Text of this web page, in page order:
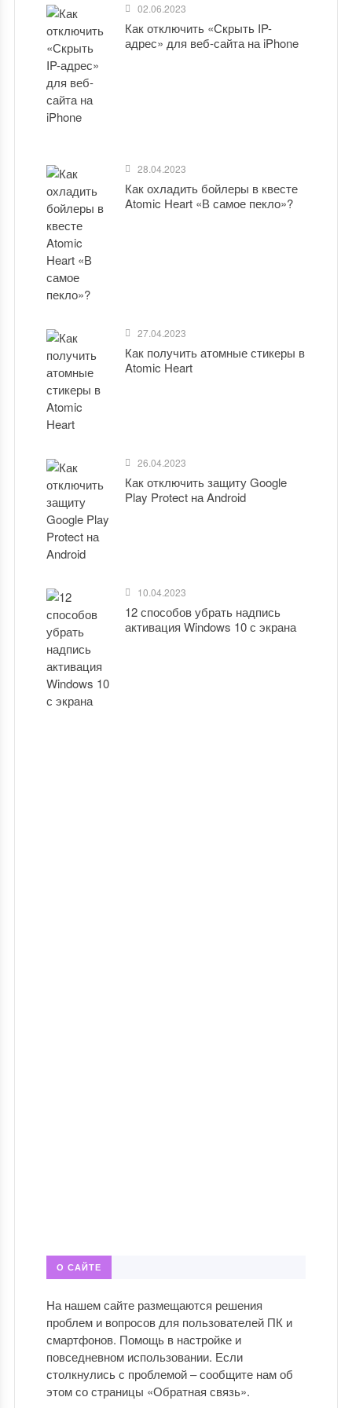
02.06.2023
Как отключить «Скрыть IP-
адрес» для веб-сайта на iPhone
28.04.2023
Как охладить бойлеры в квесте
Atomic Heart «В самое пекло»?
27.04.2023
Как получить атомные стикеры в
Atomic Heart
26.04.2023
Как отключить защиту Google
Play Protect на Android
10.04.2023
12 способов убрать надпись
активация Windows 10 с экрана
О САЙТЕ
На нашем сайте размещаются решения
проблем и вопросов для пользователей ПК и
смартфонов. Помощь в настройке и
повседневном использовании. Если
столкнулись с проблемой – сообщите нам об
этом со страницы «Обратная связь».